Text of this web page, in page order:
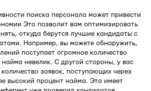
поиска персонала может привести
Это позволит вам оптимизировать
откуда берутся лучшие кандидаты с
Например, вы можете обнаружить,
поступает огромное количество
невелик. С другой стороны, у вас
заявок, поступающих через
высокий процент найма. Это имеет